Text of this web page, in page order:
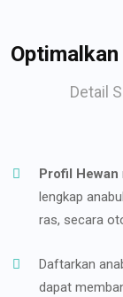
Detail
Profil Hewan
lengkap
ras, secara
Daftarkan
dapat